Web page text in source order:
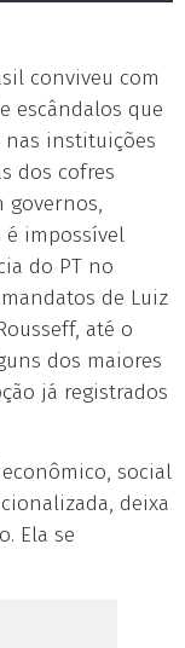
conviveu com
escândalos que
nas instituições
dos cofres
governos,
é impossível
do PT no
de Luiz
até o
dos maiores
já registrados
social
deixa
Ela se